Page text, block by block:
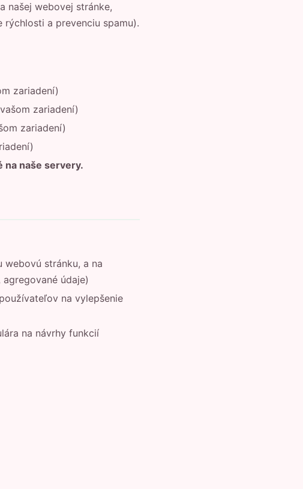
našej webovej stránke,
rýchlosti a prevenciu spamu).
zariadení)
zariadení)
zariadení)
na naše servery.
webovú stránku, a na
údaje)
na vylepšenie
na návrhy funkcií